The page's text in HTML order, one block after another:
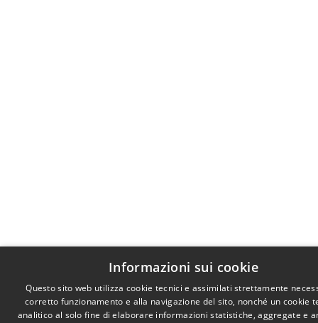
Informazioni sui cookie
Questo sito web utilizza cookie tecnici e assimilati strettamente
corretto funzionamento e alla navigazione del sito, nonché un cookie
analitico al solo fine di elaborare informazioni statistiche, aggregate e